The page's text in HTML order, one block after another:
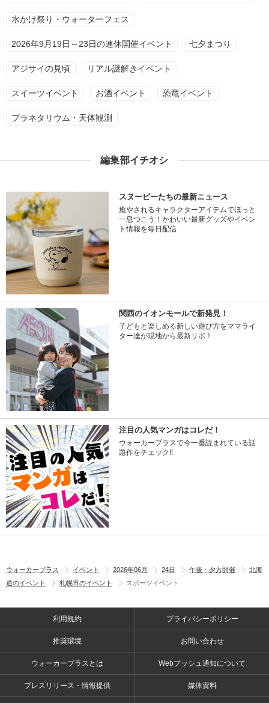
水かけ祭り・ウォーターフェス
2026年9月19日～23日の連休開催イベント 七夕まつり
アジサイの見頃 リアル謎解きイベント
スイーツイベント お酒イベント 恐竜イベント
プラネタリウム・天体観測
編集部イチオシ
スヌーピーたちの最新ニュース
癒やされるキャラクターアイテムでほっと
一息つこう！かわいい最新グッズやイベン
ト情報を毎日配信
関西のイオンモールで新発見！
子どもと楽しめる新しい遊び方をママライ
ター達が現地から最新リポ！
注目の人気マンガはコレだ！
ウォーカープラスで今一番読まれている話
題作をチェック!!
ウォーカープラス イベント 2026年06月 24日 午後・夕方開催
北海
道のイベント
札幌市のイベント スポーツイベント
利用規約 プライバシーポリシー
推奨環境 お問い合わせ
ウォーカープラスとは Webプッシュ通知について
プレスリリース・情報提供 媒体資料